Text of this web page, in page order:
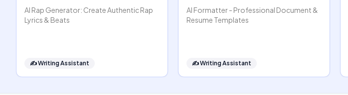
AI Rap Generator: Create Authentic Rap
Lyrics & Beats
✍️Writing Assistant
AI Formatter - Professional Document &
Resume Templates
✍️Writing Assistant